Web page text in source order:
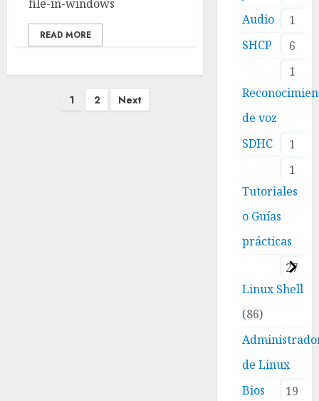
file-in-windows
READ MORE
Paginación
1 2 Next
1
Audio
6
SHCP
1
de voz
1
SDHC
1
Tutoriales
o Guías
prácticas
27
Linux Shell
86
de Linux
19
Bios